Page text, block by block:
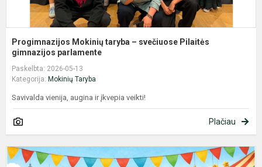
Progimnazijos Mokinių taryba – svečiuose Pilaitės
gimnazijos parlamente
Paskelbta: 2026-05-13
Kategorija: Mokinių Taryba
Savivalda vienija, augina ir įkvepia veikti!
Plačiau